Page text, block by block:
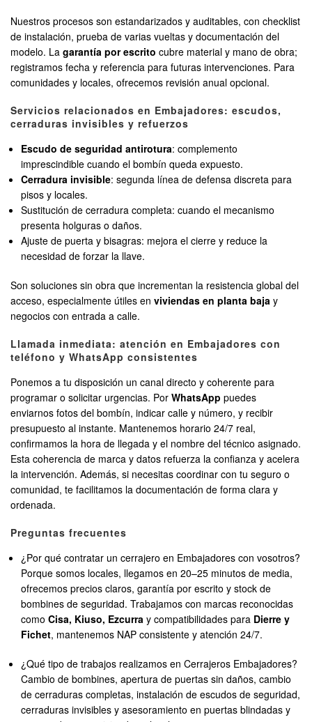
Nuestros procesos son estandarizados y auditables, con checklist
de instalación, prueba de varias vueltas y documentación del
modelo. La garantía por escrito cubre material y mano de obra;
registramos fecha y referencia para futuras intervenciones. Para
comunidades y locales, ofrecemos revisión anual opcional.
Servicios relacionados en Embajadores: escudos,
cerraduras invisibles y refuerzos
Escudo de seguridad antirotura: complemento
imprescindible cuando el bombín queda expuesto.
Cerradura invisible: segunda línea de defensa discreta para
pisos y locales.
Sustitución de cerradura completa: cuando el mecanismo
presenta holguras o daños.
Ajuste de puerta y bisagras: mejora el cierre y reduce la
necesidad de forzar la llave.
Son soluciones sin obra que incrementan la resistencia global del
acceso, especialmente útiles en viviendas en planta baja y
negocios con entrada a calle.
Llamada inmediata: atención en Embajadores con
teléfono y WhatsApp consistentes
Ponemos a tu disposición un canal directo y coherente para
programar o solicitar urgencias. Por WhatsApp puedes
enviarnos fotos del bombín, indicar calle y número, y recibir
presupuesto al instante. Mantenemos horario 24/7 real,
confirmamos la hora de llegada y el nombre del técnico asignado.
Esta coherencia de marca y datos refuerza la confianza y acelera
la intervención. Además, si necesitas coordinar con tu seguro o
comunidad, te facilitamos la documentación de forma clara y
ordenada.
Preguntas frecuentes
¿Por qué contratar un cerrajero en Embajadores con vosotros?
Porque somos locales, llegamos en 20–25 minutos de media,
ofrecemos precios claros, garantía por escrito y stock de
bombines de seguridad. Trabajamos con marcas reconocidas
comoCisa, Kiuso, Ezcurra y compatibilidades para Dierre y
Fichet, mantenemos NAP consistente y atención 24/7.
¿Qué tipo de trabajos realizamos en Cerrajeros Embajadores?
Cambio de bombines, apertura de puertas sin daños, cambio
de cerraduras completas, instalación de escudos de seguridad,
cerraduras invisibles y asesoramiento en puertas blindadas y